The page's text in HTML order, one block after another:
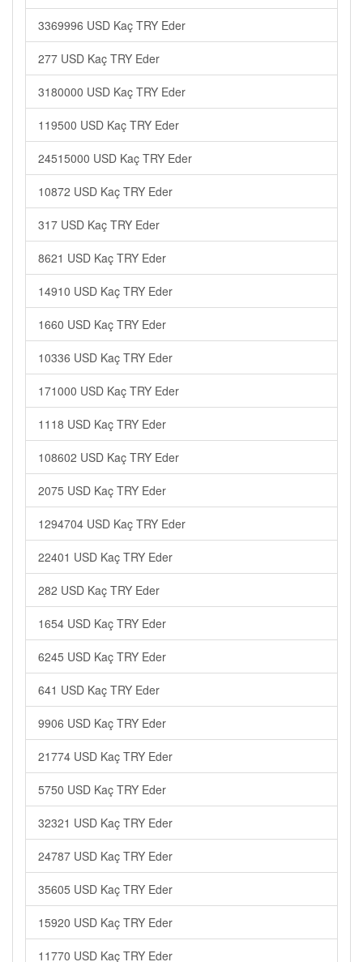
3369996 USD Kaç TRY Eder
277 USD Kaç TRY Eder
3180000 USD Kaç TRY Eder
119500 USD Kaç TRY Eder
24515000 USD Kaç TRY Eder
10872 USD Kaç TRY Eder
317 USD Kaç TRY Eder
8621 USD Kaç TRY Eder
14910 USD Kaç TRY Eder
1660 USD Kaç TRY Eder
10336 USD Kaç TRY Eder
171000 USD Kaç TRY Eder
1118 USD Kaç TRY Eder
108602 USD Kaç TRY Eder
2075 USD Kaç TRY Eder
1294704 USD Kaç TRY Eder
22401 USD Kaç TRY Eder
282 USD Kaç TRY Eder
1654 USD Kaç TRY Eder
6245 USD Kaç TRY Eder
641 USD Kaç TRY Eder
9906 USD Kaç TRY Eder
21774 USD Kaç TRY Eder
5750 USD Kaç TRY Eder
32321 USD Kaç TRY Eder
24787 USD Kaç TRY Eder
35605 USD Kaç TRY Eder
15920 USD Kaç TRY Eder
11770 USD Kaç TRY Eder